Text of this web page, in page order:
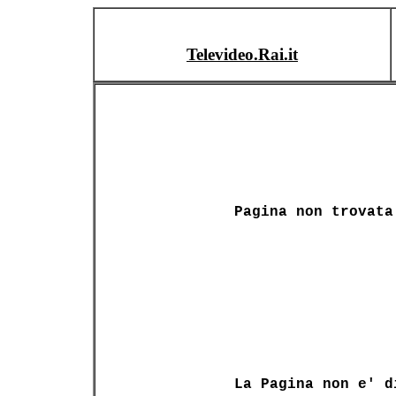
Televideo.Rai.it
Pagina non trovata
La Pagina non e'